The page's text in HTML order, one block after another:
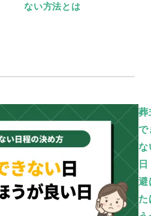
ない方法とは
葬
で
な
避
た